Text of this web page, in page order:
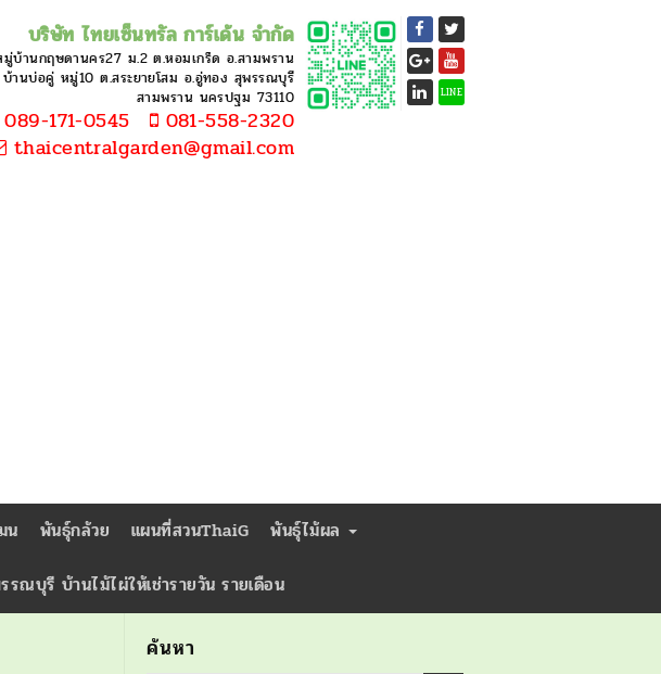
บริษัท ไทยเซ็นทรัล การ์เด้น จำกัด
บ้านกฤษดานคร27 ม.2 ต.หอมเกร็ด อ.สามพราน
านบ่อคู่ หมู่10 ต.สระยายโสม อ.อู่ทอง สุพรรณบุรี
สามพราน นครปฐม 73110
089-171-0545
081-558-2320
thaicentralgarden@gmail.com
LINE
น พันธุ์กล้วย แผนที่สวนThaiG
พันธุ์ไม้ผล
ณบุรี บ้านไม้ไผ่ให้เช่ารายวัน รายเดือน
ค้นหา